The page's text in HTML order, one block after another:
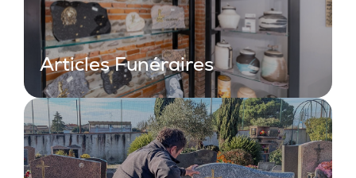
Articles Funéraires